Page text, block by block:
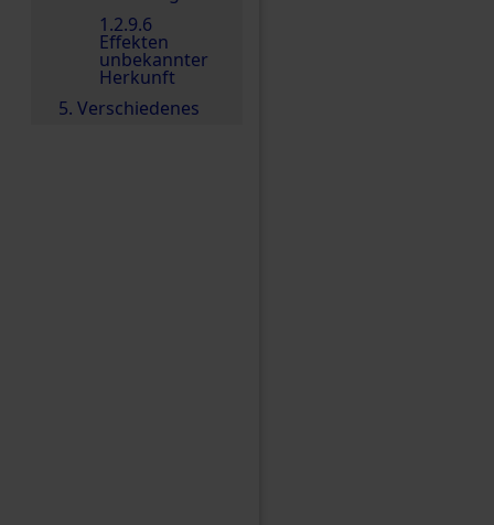
1.2.9.6
Effekten
unbekannter
Herkunft
5. Verschiedenes